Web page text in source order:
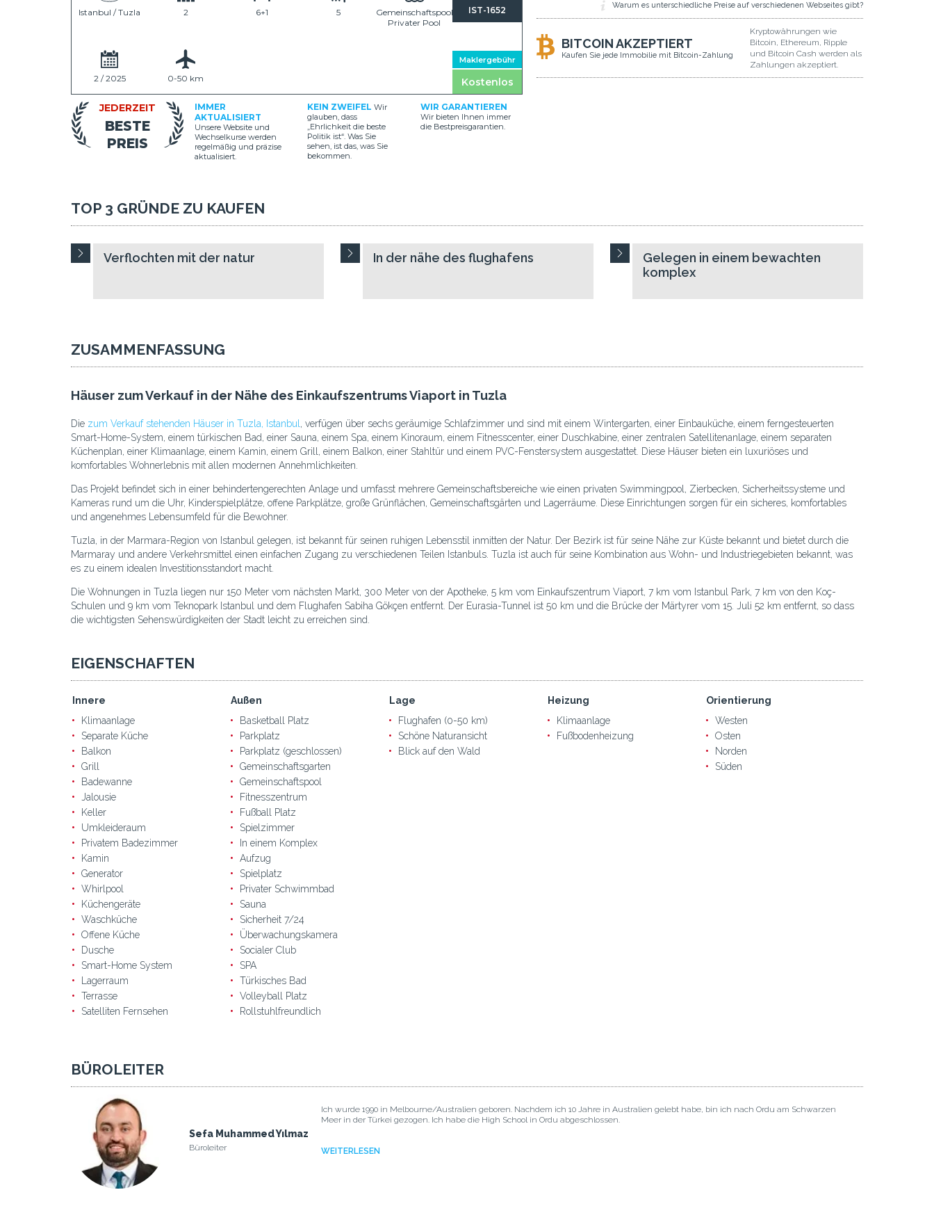
IST-1652
Maklergebühr
Kostenlos
Istanbul / Tuzla 2 6+1 5
Gemeinschaftspool,
Privater Pool
2 / 2025 0-50 km
JEDERZEIT
BESTE
PREIS
IMMER
AKTUALISIERT
Unsere Website und
Wechselkurse werden
regelmäßig und präzise
aktualisiert.
KEIN ZWEIFEL Wir
glauben, dass
„Ehrlichkeit die beste
Politik ist“. Was Sie
sehen, ist das, was Sie
bekommen.
WIR GARANTIEREN
Wir bieten Ihnen immer
die Bestpreisgarantien.
Warum es unterschiedliche Preise auf verschiedenen Webseites gibt?
BITCOIN AKZEPTIERT
Kaufen Sie jede Immobilie mit Bitcoin-Zahlung
Kryptowährungen wie
Bitcoin, Ethereum, Ripple
und Bitcoin Cash werden als
Zahlungen akzeptiert.
TOP 3 GRÜNDE ZU KAUFEN
Verflochten mit der natur In der nähe des flughafens
Gelegen in einem bewachten
komplex
ZUSAMMENFASSUNG
Häuser zum Verkauf in der Nähe des Einkaufszentrums Viaport in Tuzla
Die zum Verkauf stehenden Häuser in Tuzla, Istanbul , verfügen über sechs geräumige Schlafzimmer und sind mit einem Wintergarten, einer Einbauküche, einem ferngesteuerten
Smart-Home-System, einem türkischen Bad, einer Sauna, einem Spa, einem Kinoraum, einem Fitnesscenter, einer Duschkabine, einer zentralen Satellitenanlage, einem separaten
Küchenplan, einer Klimaanlage, einem Kamin, einem Grill, einem Balkon, einer Stahltür und einem PVC-Fenstersystem ausgestattet. Diese Häuser bieten ein luxuriöses und
komfortables Wohnerlebnis mit allen modernen Annehmlichkeiten.
Das Projekt befindet sich in einer behindertengerechten Anlage und umfasst mehrere Gemeinschaftsbereiche wie einen privaten Swimmingpool, Zierbecken, Sicherheitssysteme und
Kameras rund um die Uhr, Kinderspielplätze, offene Parkplätze, große Grünflächen, Gemeinschaftsgärten und Lagerräume. Diese Einrichtungen sorgen für ein sicheres, komfortables
und angenehmes Lebensumfeld für die Bewohner.
Tuzla, in der Marmara-Region von Istanbul gelegen, ist bekannt für seinen ruhigen Lebensstil inmitten der Natur. Der Bezirk ist für seine Nähe zur Küste bekannt und bietet durch die
Marmaray und andere Verkehrsmittel einen einfachen Zugang zu verschiedenen Teilen Istanbuls. Tuzla ist auch für seine Kombination aus Wohn- und Industriegebieten bekannt, was
es zu einem idealen Investitionsstandort macht.
Die Wohnungen in Tuzla liegen nur 150 Meter vom nächsten Markt, 300 Meter von der Apotheke, 5 km vom Einkaufszentrum Viaport, 7 km vom Istanbul Park, 7 km von den Koç-
Schulen und 9 km vom Teknopark Istanbul und dem Flughafen Sabiha Gökçen entfernt. Der Eurasia-Tunnel ist 50 km und die Brücke der Märtyrer vom 15. Juli 52 km entfernt, so dass
die wichtigsten Sehenswürdigkeiten der Stadt leicht zu erreichen sind.
EIGENSCHAFTEN
Innere
Klimaanlage
Separate Küche
Balkon
Grill
Badewanne
Jalousie
Keller
Umkleideraum
Privatem Badezimmer
Kamin
Generator
Whirlpool
Küchengeräte
Waschküche
Offene Küche
Dusche
Smart-Home System
Lagerraum
Terrasse
Satelliten Fernsehen
Außen
Basketball Platz
Parkplatz
Parkplatz (geschlossen)
Gemeinschaftsgarten
Gemeinschaftspool
Fitnesszentrum
Fußball Platz
Spielzimmer
In einem Komplex
Aufzug
Spielplatz
Privater Schwimmbad
Sauna
Sicherheit 7/24
Überwachungskamera
Socialer Club
SPA
Türkisches Bad
Volleyball Platz
Rollstuhlfreundlich
Lage
Flughafen (0-50 km)
Schöne Naturansicht
Blick auf den Wald
Heizung
Klimaanlage
Fußbodenheizung
Orientierung
Westen
Osten
Norden
Süden
BÜROLEITER
Sefa Muhammed Yılmaz
Büroleiter
Ich wurde 1990 in Melbourne/Australien geboren. Nachdem ich 10 Jahre in Australien gelebt habe, bin ich nach Ordu am Schwarzen
Meer in der Türkei gezogen. Ich habe die High School in Ordu abgeschlossen.
WEITERLESEN